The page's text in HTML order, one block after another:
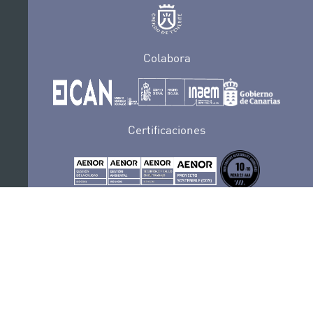
Colabora
Certificaciones